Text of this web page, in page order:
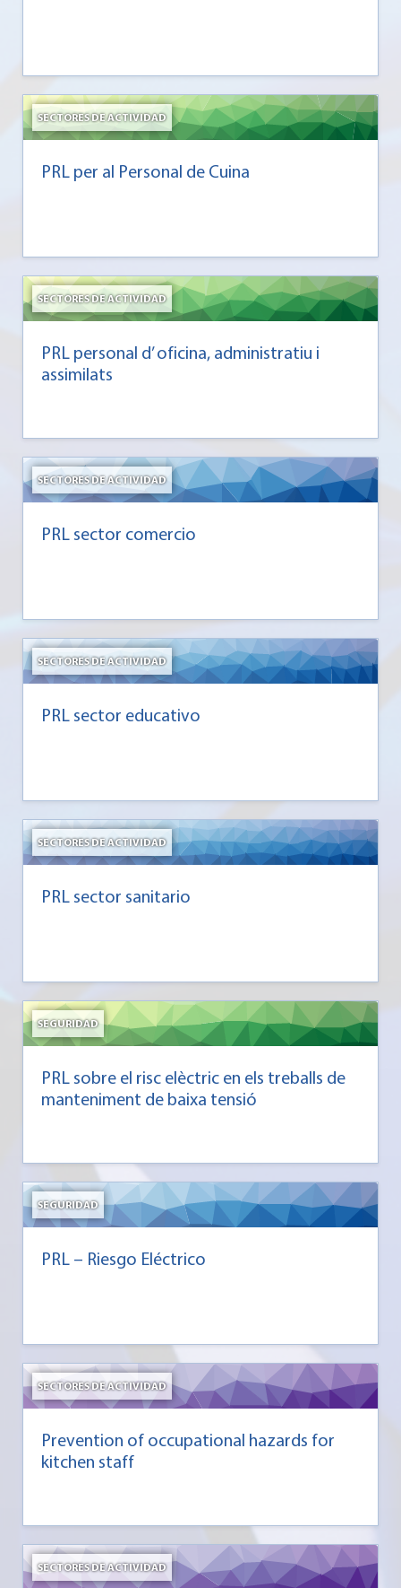
SECTORES DE ACTIVIDAD
PRL sector comercio
SECTORES DE ACTIVIDAD
PRL sector educativo
SECTORES DE ACTIVIDAD
PRL sector sanitario
SECTORES DE ACTIVIDAD
SEGURIDAD
PRL – Riesgo Eléctrico
SEGURIDAD
PRL sobre el risc elèctric en els treballs de
manteniment de baixa tensió
SECTORES DE ACTIVIDAD
PRL personal d’ oficina, administratiu i
assimilats
SECTORES DE ACTIVIDAD
PRL per al Personal de Cuina
SECTORES DE ACTIVIDAD
Prevention of occupational hazards for
kitchen staff